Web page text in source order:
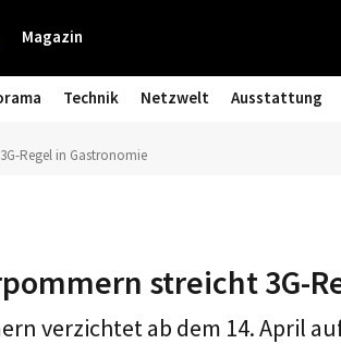
Magazin
Technik Netzwelt Ausstattung
Regel in Gastronomie
streicht 3G-
verzichtet ab dem 14. April